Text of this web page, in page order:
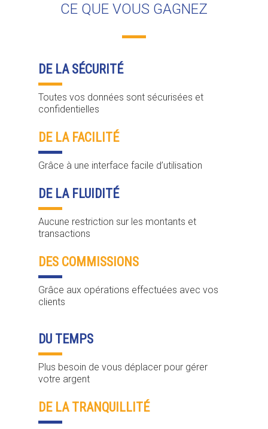
CE QUE VOUS GAGNEZ
DE LA SÉCURITÉ
Toutes vos données sont sécurisées et
confidentielles
DE LA FACILITÉ
Grâce à une interface facile d’utilisation
DE LA FLUIDITÉ
Aucune restriction sur les montants et
transactions
DES COMMISSIONS
Grâce aux opérations effectuées avec vos
clients
DU TEMPS
Plus besoin de vous déplacer pour gérer
votre argent
DE LA TRANQUILLITÉ